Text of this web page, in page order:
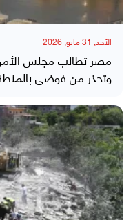
الأحد, 31 مايو, 2026
مصر تطالب مجلس
وتحذر من فوضى